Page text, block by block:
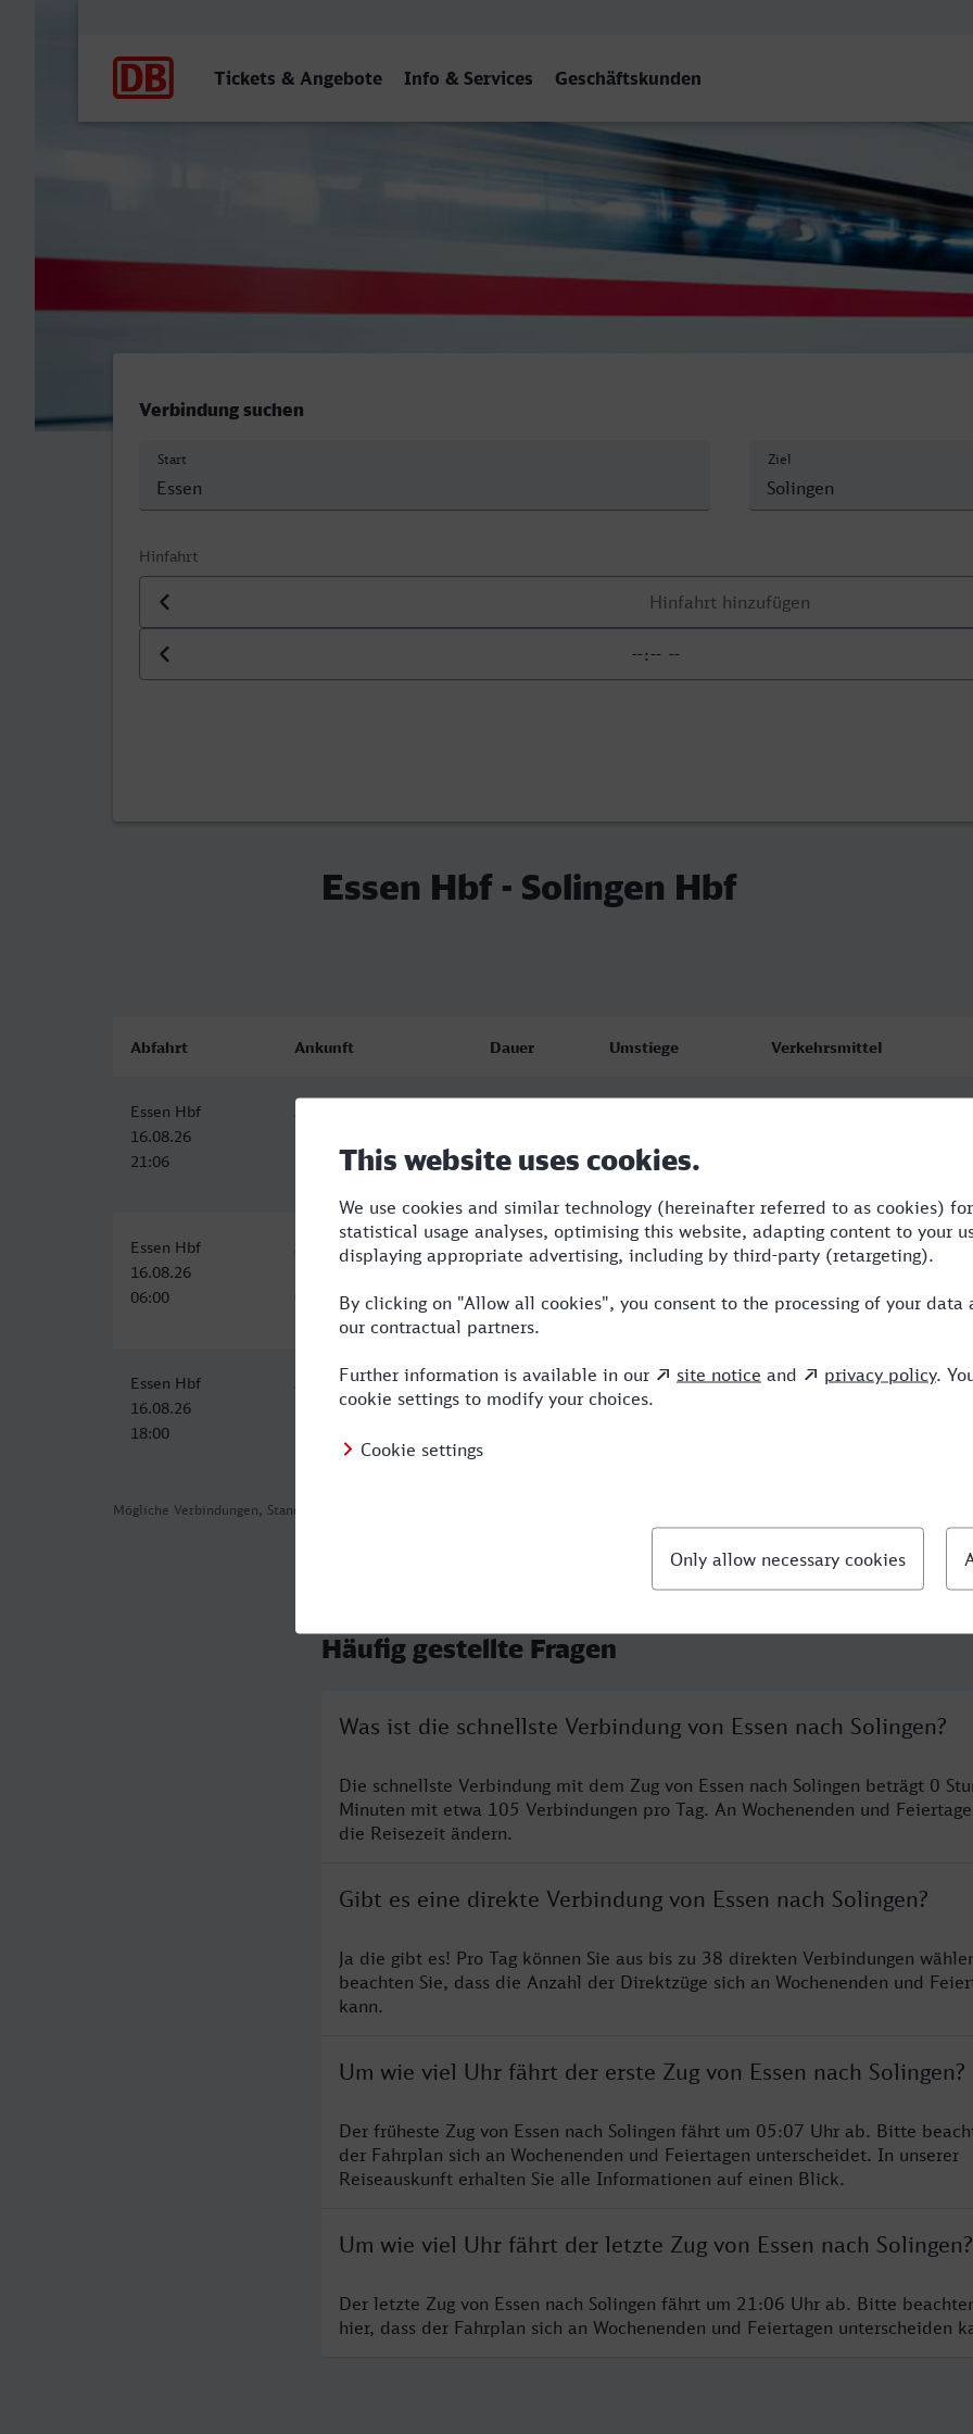
Tickets & Angebote Info & Services Geschäftskunden
Verbindung suchen
Start Ziel
Hinfahrt
Datum der Hinfahrt
Uhrzeit der Hinfahrt
Essen Hbf - Solingen Hbf
Mögliche Verbindungen, Stand: 2026-08-02 03:34
Abfahrt Ankunft Dauer Umstiege Verkehrsmittel
Essen Hbf
16.08.26
21:06
Essen Hbf
16.08.26
06:00
Solingen Hbf
0:58 R,ICE
Essen Hbf
16.08.26
18:00
Solingen Hbf
16.08.26
0:58 1 R,ICE
Häufig gestellte Fragen
Was ist die schnellste Verbindung von Essen nach Solingen?
Die schnellste Verbindung mit dem Zug von Essen nach Solingen beträgt 0
Minuten mit etwa 105 Verbindungen pro Tag. An Wochenenden und
die Reisezeit ändern.
Gibt es eine direkte Verbindung von Essen nach Solingen?
Ja die gibt es! Pro Tag können Sie aus bis zu 38 direkten Verbindungen
beachten Sie, dass die Anzahl der Direktzüge sich an Wochenenden und
kann.
Um wie viel Uhr fährt der erste Zug von Essen nach Solingen?
Der früheste Zug von Essen nach Solingen fährt um 05:07 Uhr ab. Bitte
der Fahrplan sich an Wochenenden und Feiertagen unterscheidet. In unserer
Reiseauskunft erhalten Sie alle Informationen auf einen Blick.
Um wie viel Uhr fährt der letzte Zug von Essen nach Solingen?
Der letzte Zug von Essen nach Solingen fährt um 21:06 Uhr ab. Bitte
hier, dass der Fahrplan sich an Wochenenden und Feiertagen unterscheiden